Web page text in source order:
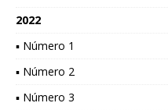
2022
▪ Número 1
▪ Número 2
▪ Número 3